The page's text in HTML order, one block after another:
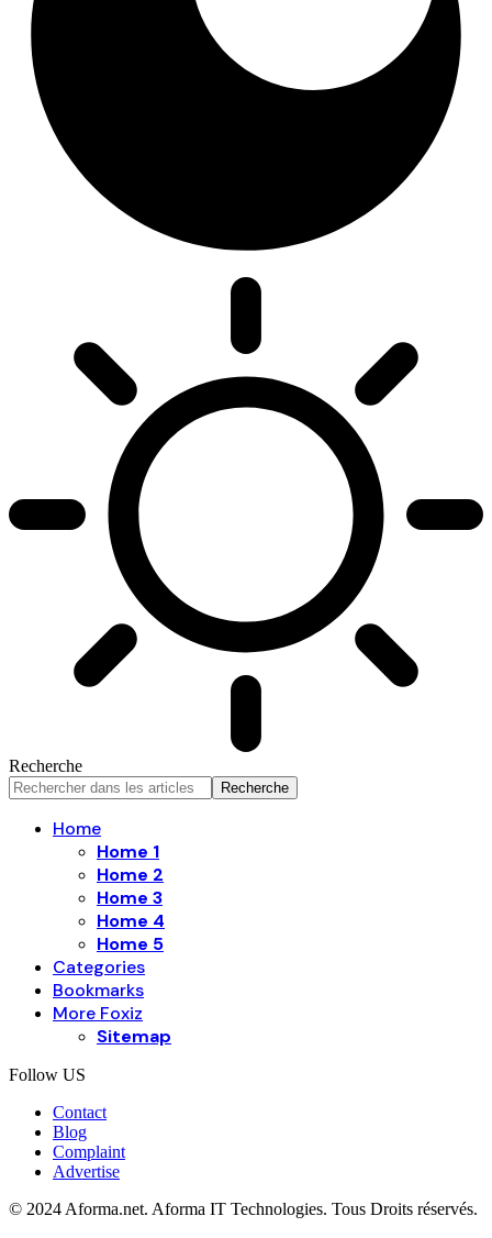
Recherche
Home
Home 1
Home 2
Home 3
Home 4
Home 5
Categories
Bookmarks
More Foxiz
Sitemap
Follow US
Contact
Blog
Complaint
Advertise
© 2024 Aforma.net. Aforma IT Technologies. Tous Droits réservés.